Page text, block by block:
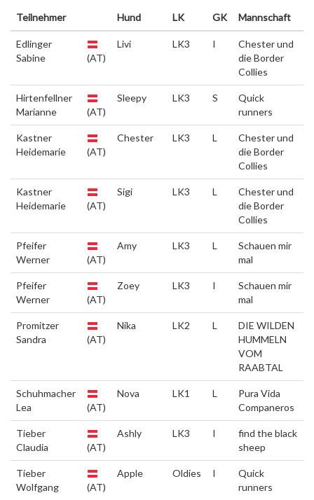
Teilnehmer Hund LK GK Mannschaft
Edlinger
Sabine
(AT)
Livi LK3 I
Chester und
die Border
Collies
Hirtenfellner
Marianne
(AT)
Sleepy LK3 S
Quick
runners
Kastner
Heidemarie
(AT)
Chester LK3 L
Chester und
die Border
Collies
Kastner
Heidemarie
(AT)
Sigi LK3 L
Chester und
die Border
Collies
Pfeifer
Werner
(AT)
Amy LK3 L
Schauen mir
mal
Pfeifer
Werner
(AT)
Zoey LK3 I
Schauen mir
mal
Promitzer
Sandra
(AT)
Nika LK2 L
DIE WILDEN
HUMMELN
VOM
RAABTAL
Schuhmacher
Lea
(AT)
Nova LK1 L
Pura Vida
Companeros
Tieber
Claudia
(AT)
Ashly LK3 I
find the black
sheep
Tieber
Wolfgang
(AT)
Apple Oldies I
Quick
runners